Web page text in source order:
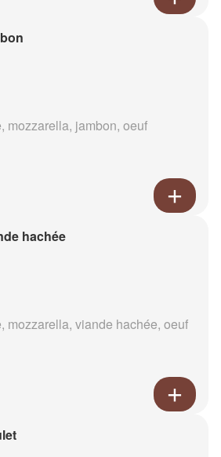
mozzarella, jambon, oeuf
hachée
mozzarella, viande hachée, oeuf